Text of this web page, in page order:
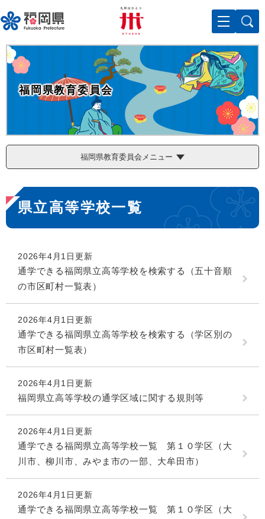
ー
ジ
の
先
メニューを飛ばして本文へ
福岡県教育委員会
福岡県教育委員会メニュー
本
文
県立高等学校一覧
2026年4月1日更新
通学できる福岡県立高等学校を検索する（五十音順
の市区町村一覧表）
2026年4月1日更新
通学できる福岡県立高等学校を検索する（学区別の
市区町村一覧表）
2026年4月1日更新
福岡県立高等学校の通学区域に関する規則等
2026年4月1日更新
通学できる福岡県立高等学校一覧 第１０学区（大
川市、柳川市、みやま市の一部、大牟田市）
2026年4月1日更新
通学できる福岡県立高等学校一覧 第１０学区（大